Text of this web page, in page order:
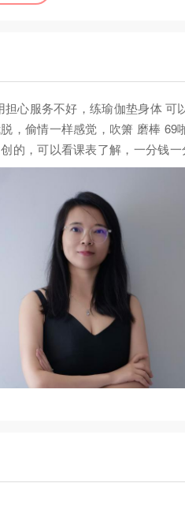
心服务不好，练瑜伽垫身体
，偷情一样感觉，吹箫 磨棒
的，可以看课表了解，一分钱一